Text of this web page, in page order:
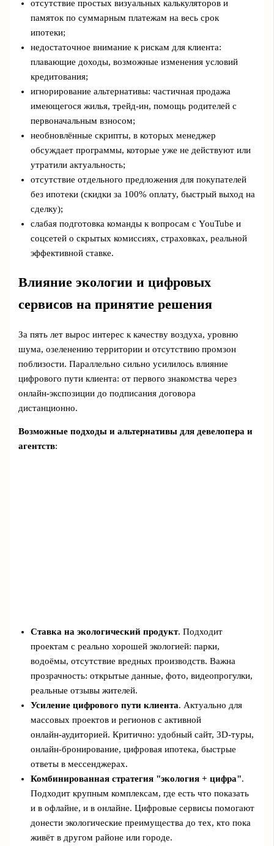
отсутствие простых визуальных калькуляторов и
памяток по суммарным платежам на весь срок
ипотеки;
недостаточное внимание к рискам для клиента:
плавающие доходы, возможные изменения условий
кредитования;
игнорирование альтернативы: частичная продажа
имеющегося жилья, трейд‑ин, помощь родителей с
первоначальным взносом;
необновлённые скрипты, в которых менеджер
обсуждает программы, которые уже не действуют или
утратили актуальность;
отсутствие отдельного предложения для покупателей
без ипотеки (скидки за 100% оплату, быстрый выход на
сделку);
слабая подготовка команды к вопросам с YouTube и
соцсетей о скрытых комиссиях, страховках, реальной
эффективной ставке.
Влияние экологии и цифровых
сервисов на принятие решения
За пять лет вырос интерес к качеству воздуха, уровню
шума, озеленению территории и отсутствию промзон
поблизости. Параллельно сильно усилилось влияние
цифрового пути клиента: от первого знакомства через
онлайн‑экспозиции до подписания договора
дистанционно.
Возможные подходы и альтернативы для девелопера и
агентств:
Ставка на экологический продукт. Подходит
проектам с реально хорошей экологией: парки,
водоёмы, отсутствие вредных производств. Важна
прозрачность: открытые данные, фото, видеопрогулки,
реальные отзывы жителей.
Усиление цифрового пути клиента. Актуально для
массовых проектов и регионов с активной
онлайн‑аудиторией. Критично: удобный сайт, 3D‑туры,
онлайн‑бронирование, цифровая ипотека, быстрые
ответы в мессенджерах.
Комбинированная стратегия "экология + цифра".
Подходит крупным комплексам, где есть что показать
и в офлайне, и в онлайне. Цифровые сервисы помогают
донести экологические преимущества до тех, кто пока
живёт в другом районе или городе.